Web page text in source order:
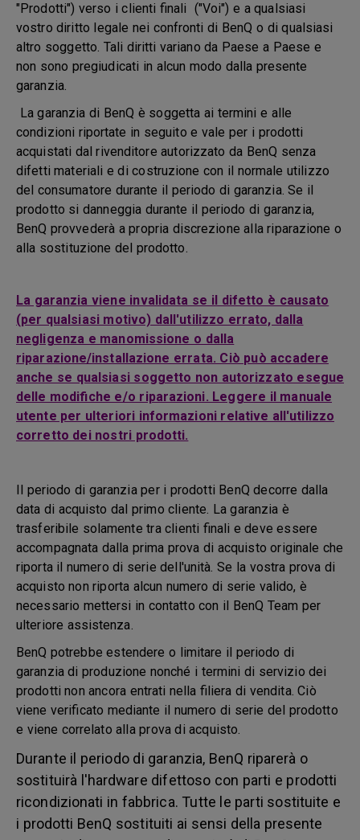
"Prodotti") verso i clienti finali ("Voi") e a qualsiasi
vostro diritto legale nei confronti di BenQ o di qualsiasi
altro soggetto. Tali diritti variano da Paese a Paese e
non sono pregiudicati in alcun modo dalla presente
garanzia.
La garanzia di BenQ è soggetta ai termini e alle
condizioni riportate in seguito e vale per i prodotti
acquistati dal rivenditore autorizzato da BenQ senza
difetti materiali e di costruzione con il normale utilizzo
del consumatore durante il periodo di garanzia. Se il
prodotto si danneggia durante il periodo di garanzia,
BenQ provvederà a propria discrezione alla riparazione o
alla sostituzione del prodotto.
La garanzia viene invalidata se il difetto è causato
(per qualsiasi motivo) dall'utilizzo errato, dalla
negligenza e manomissione o dalla
riparazione/installazione errata. Ciò può accadere
anche se qualsiasi soggetto non autorizzato esegue
delle modifiche e/o riparazioni. Leggere il manuale
utente per ulteriori informazioni relative all'utilizzo
corretto dei nostri prodotti.
Il periodo di garanzia per i prodotti BenQ decorre dalla
data di acquisto dal primo cliente. La garanzia è
trasferibile solamente tra clienti finali e deve essere
accompagnata dalla prima prova di acquisto originale che
riporta il numero di serie dell'unità. Se la vostra prova di
acquisto non riporta alcun numero di serie valido, è
necessario mettersi in contatto con il BenQ Team per
ulteriore assistenza.
BenQ potrebbe estendere o limitare il periodo di
garanzia di produzione nonché i termini di servizio dei
prodotti non ancora entrati nella filiera di vendita. Ciò
viene verificato mediante il numero di serie del prodotto
e viene correlato alla prova di acquisto.
Durante il periodo di garanzia, BenQ riparerà o
sostituirà l'hardware difettoso con parti e prodotti
ricondizionati in fabbrica. Tutte le parti sostituite e
i prodotti BenQ sostituiti ai sensi della presente